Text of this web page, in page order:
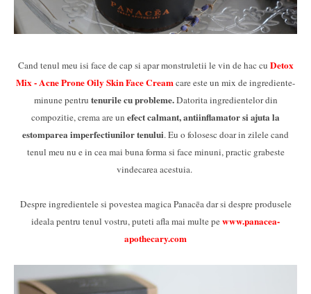
Cand tenul meu isi face de cap si apar monstruletii le vin de hac cu Detox
Mix - Acne Prone Oily Skin Face Creamcare este un mix de ingrediente-
minune pentru tenurile cu probleme.Datorita ingredientelor din
compozitie, crema are un efect calmant, antiinflamator si ajuta la
estomparea imperfectiunilor tenului. Eu o folosesc doar in zilele cand
tenul meu nu e in cea mai buna forma si face minuni, practic grabeste
vindecarea acestuia.
Despre ingredientele si povestea magica Panacēa dar si despre produsele
ideala pentru tenul vostru, puteti afla mai multe pewww.panacea-
apothecary.com